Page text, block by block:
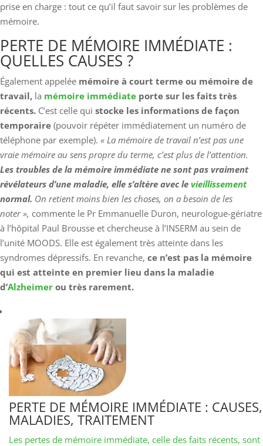
prise en charge : tout ce qu’il faut savoir sur les problèmes de
mémoire.
PERTE DE MÉMOIRE IMMÉDIATE :
QUELLES CAUSES ?
Également appelée mémoire à court terme ou mémoire de
travail, la mémoire immédiate porte sur les faits très
récents. C’est celle qui stocke les informations de façon
temporaire (pouvoir répéter immédiatement un numéro de
téléphone par exemple). « La mémoire de travail n’est pas une
vraie mémoire au sens propre du terme, c’est plus de l’attention.
Les troubles de la mémoire immédiate ne sont pas vraiment
révélateurs d’une maladie, elle s’altère avec le vieillissement
normal. On retient moins bien les choses, on a besoin de les
noter », commente le Pr Emmanuelle Duron, neurologue-gériatre
à l’hôpital Paul Brousse et chercheuse à l’INSERM au sein de
l’unité MOODS. Elle est également très atteinte dans les
syndromes dépressifs. En revanche, ce n’est pas la mémoire
qui est atteinte en premier lieu dans la maladie
d’Alzheimer ou très rarement.
PERTE DE MÉMOIRE IMMÉDIATE : CAUSES,
MALADIES, TRAITEMENT
Les pertes de mémoire immédiate, celle des faits récents, sont